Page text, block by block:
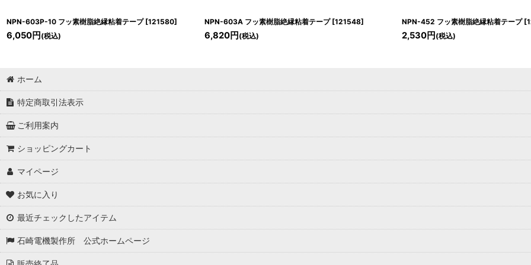
NPN-603P-10 フッ素樹脂絶縁粘着テープ [121580]
6,050円 (税込)
NPN-603A フッ素樹脂絶縁粘着テープ [121548]
6,820円 (税込)
NPN-452 フッ素樹脂絶縁粘着テープ [
2,530円 (税込)
ホーム
特定商取引法表示
ご利用案内
ショッピングカート
マイページ
お気に入り
最近チェックしたアイテム
石崎電機製作所 公式ホームページ